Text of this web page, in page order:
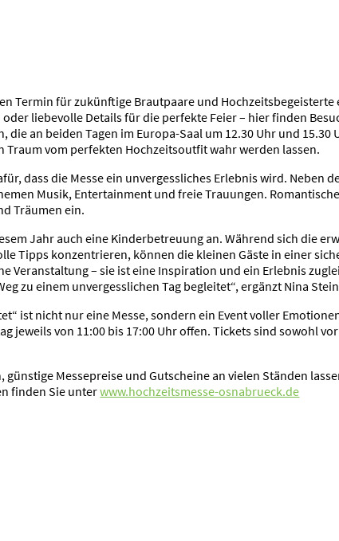
Termin für zukünftige Brautpaare und
liebevolle Details für die perfekte Feier – hier finden
an beiden Tagen im Europa-Saal um 12.30 Uhr und
vom perfekten Hochzeitsoutfit wahr werden lassen.
dass die Messe ein unvergessliches Erlebnis wird. Neben
Musik, Entertainment und freie Trauungen.
Träumen ein.
Jahr auch eine Kinderbetreuung an. Während sich die
Tipps konzentrieren, können die kleinen Gäste in einer
Veranstaltung – sie ist eine Inspiration und ein Erlebnis
zu einem unvergesslichen Tag begleitet“, ergänzt Nina
ist nicht nur eine Messe, sondern ein Event voller
jeweils von 11:00 bis 17:00 Uhr offen. Tickets sind sowohl
Messepreise und Gutscheine an vielen Ständen
finden Sie unterwww.hochzeitsmesse-osnabrueck.de